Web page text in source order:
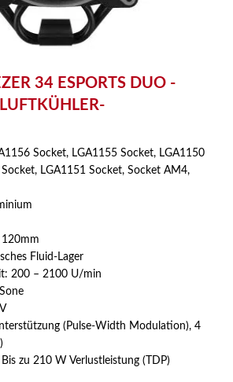
34 ESPORTS DUO -
Socket, LGA1155 Socket, LGA1150
LGA1151 Socket, Socket AM4,
120mm
Fluid-Lager
200 – 2100 U/min
(Pulse-Width Modulation), 4
zu 210 W Verlustleistung (TDP)